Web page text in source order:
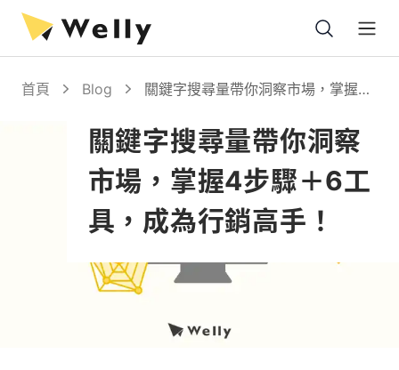
首頁 Blog
關鍵字搜尋量帶你洞察市場，掌握4
關鍵字搜尋量帶你洞察
市場，掌握4步驟＋6工
具，成為行銷高手！